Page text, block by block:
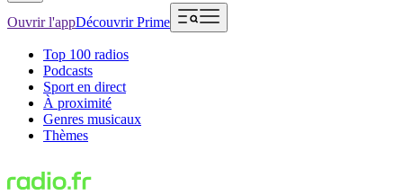
Ouvrir l'appDécouvrir Prime
Top 100 radios
Podcasts
Sport en direct
À proximité
Genres musicaux
Thèmes